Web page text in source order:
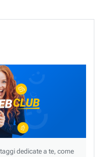
dedicate a te, come